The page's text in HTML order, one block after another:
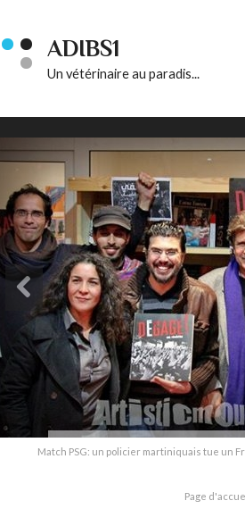
ADIBS1
Un vétérinaire au paradis...
Match PSG: un policier martiniquais tue un
Page